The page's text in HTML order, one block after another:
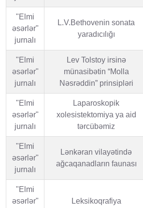
"Elmi
əsərlər"
jurnalı
L.V.Bethovenin sonata
yaradıcılığı
"Elmi
əsərlər"
jurnalı
Lev Tolstoy irsinə
münasibətin “Molla
Nəsrəddin” prinsipləri
"Elmi
əsərlər"
jurnalı
Laparoskopik
xolesistektomiya ya aid
tərcübəmiz
"Elmi
əsərlər"
jurnalı
Lənkəran vilayətində
ağcaqanadların faunası
"Elmi
əsərlər"
Leksikoqrafiya